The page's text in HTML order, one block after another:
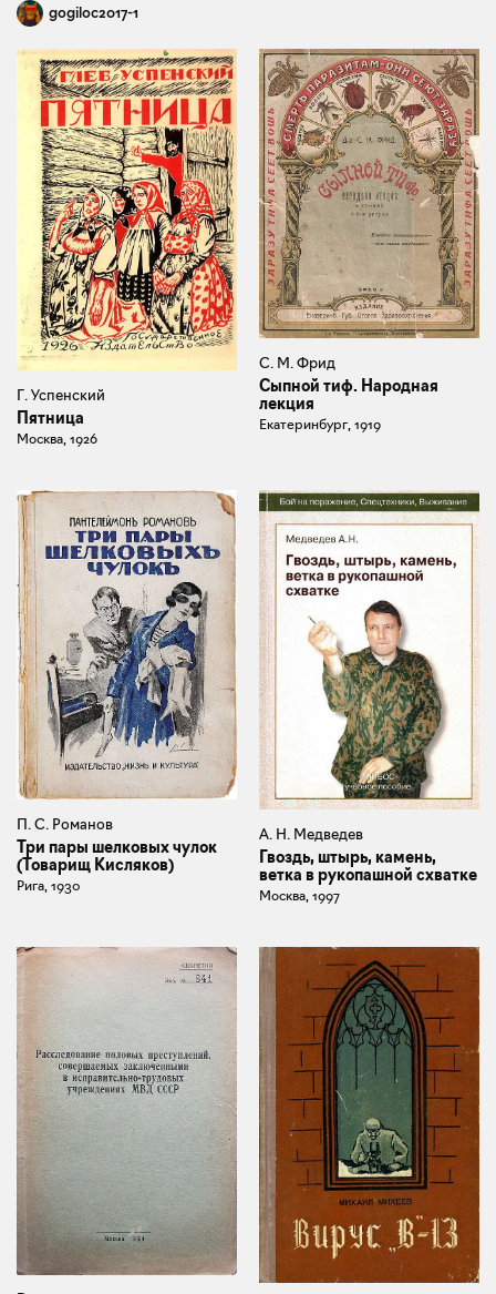
gogiloc2017-1
Г. Успенский
Пятница
Москва, 1926
С. М. Фрид
Сыпной тиф. Народная
лекция
Екатеринбург, 1919
П. С. Романов
Три пары шелковых чулок
(Товарищ Кисляков)
Рига, 1930
А. Н. Медведев
Гвоздь, штырь, камень,
ветка в рукопашной схватке
Москва, 1997